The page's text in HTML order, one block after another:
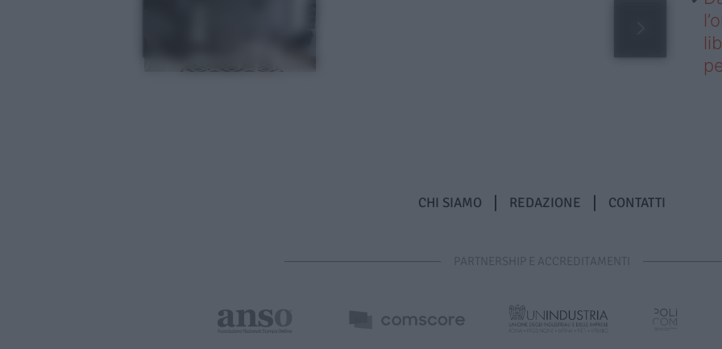
CHI SIAMO REDAZIONE CONTATTI
PARTNERSHIP E ACCREDITAMENTI